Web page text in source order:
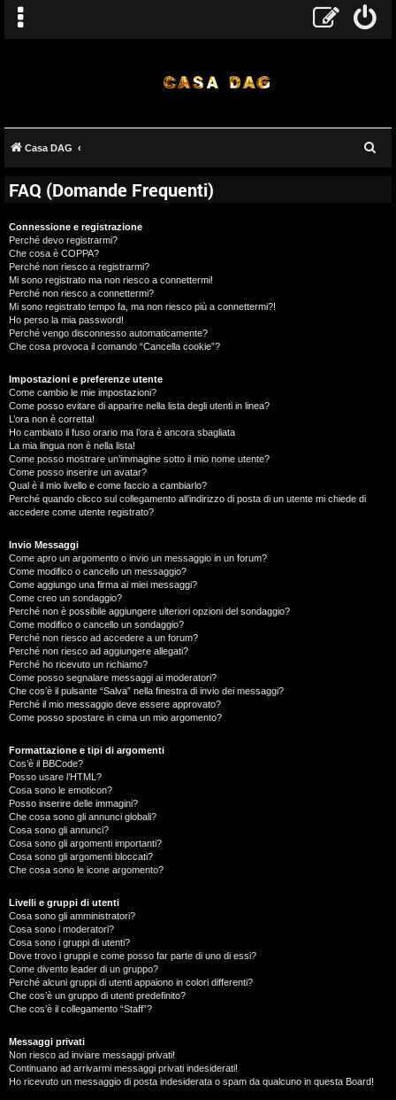
Casa DAG
FAQ (Domande Frequenti)
Connessione e registrazione
Perché devo registrarmi?
Che cosa è COPPA?
Perché non riesco a registrarmi?
Mi sono registrato ma non riesco a connettermi!
Perché non riesco a connettermi?
Mi sono registrato tempo fa, ma non riesco più a connettermi?!
Ho perso la mia password!
Perché vengo disconnesso automaticamente?
Che cosa provoca il comando “Cancella cookie”?
Impostazioni e preferenze utente
Come cambio le mie impostazioni?
Come posso evitare di apparire nella lista degli utenti in linea?
L’ora non è corretta!
Ho cambiato il fuso orario ma l’ora è ancora sbagliata
La mia lingua non è nella lista!
Come posso mostrare un’immagine sotto il mio nome utente?
Come posso inserire un avatar?
Qual è il mio livello e come faccio a cambiarlo?
Perché quando clicco sul collegamento all’indirizzo di posta di un utente mi chiede di
accedere come utente registrato?
Invio Messaggi
Come apro un argomento o invio un messaggio in un forum?
Come modifico o cancello un messaggio?
Come aggiungo una firma ai miei messaggi?
Come creo un sondaggio?
Perché non è possibile aggiungere ulteriori opzioni del sondaggio?
Come modifico o cancello un sondaggio?
Perché non riesco ad accedere a un forum?
Perché non riesco ad aggiungere allegati?
Perché ho ricevuto un richiamo?
Come posso segnalare messaggi ai moderatori?
Che cos’è il pulsante “Salva” nella finestra di invio dei messaggi?
Perché il mio messaggio deve essere approvato?
Come posso spostare in cima un mio argomento?
Formattazione e tipi di argomenti
Cos’è il BBCode?
Posso usare l’HTML?
Cosa sono le emoticon?
Posso inserire delle immagini?
Che cosa sono gli annunci globali?
Cosa sono gli annunci?
Cosa sono gli argomenti importanti?
Cosa sono gli argomenti bloccati?
Che cosa sono le icone argomento?
Livelli e gruppi di utenti
Cosa sono gli amministratori?
Cosa sono i moderatori?
Cosa sono i gruppi di utenti?
Dove trovo i gruppi e come posso far parte di uno di essi?
Come divento leader di un gruppo?
Perché alcuni gruppi di utenti appaiono in colori differenti?
Che cos’è un gruppo di utenti predefinito?
Che cos’è il collegamento “Staff”?
Messaggi privati
Non riesco ad inviare messaggi privati!
Continuano ad arrivarmi messaggi privati indesiderati!
Ho ricevuto un messaggio di posta indesiderata o spam da qualcuno in questa Board!